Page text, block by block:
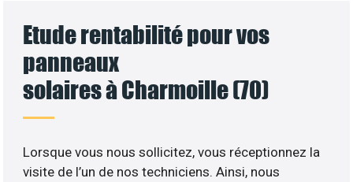
Etude rentabilité pour vos
panneaux
solaires à Charmoille (70)
Lorsque vous nous sollicitez, vous réceptionnez la
visite de l’un de nos techniciens. Ainsi, nous